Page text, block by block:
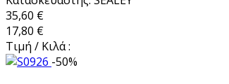
35,60 €
17,80 €
Τιμή / Κιλά :
-50%